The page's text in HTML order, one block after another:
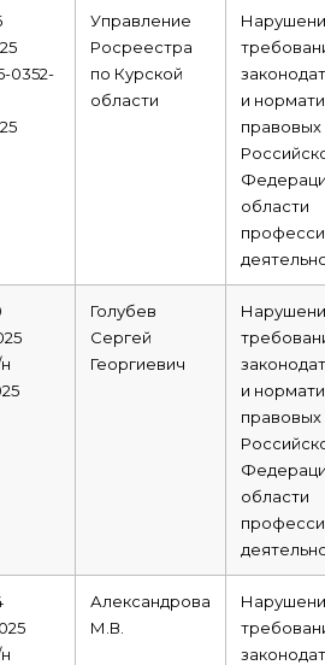
0352-
Управление
Росреестра
по Курской
области
и
правовых
области
Голубев
Сергей
Георгиевич
и
правовых
области
Александрова
М.В.